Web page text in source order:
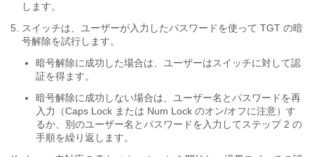
します。
スイッチは、ユーザーが入力したパスワードを使って TGT の暗
号解除を試行します。
暗号解除に成功した場合は、ユーザーはスイッチに対して認
証を得ます。
暗号解除に成功しない場合は、ユーザー名とパスワードを再
入力（Caps Lock または Num Lock のオン/オフに注意）す
るか、別のユーザー名とパスワードを入力してステップ 2 の
手順を繰り返します。